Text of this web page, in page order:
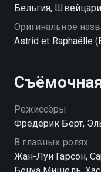
Бельгия,
Оригинальное
Astrid et Raphaëlle
Режиссёры
Фредерик Берт,
В главных ролях
Жан-Луи Гарсон,